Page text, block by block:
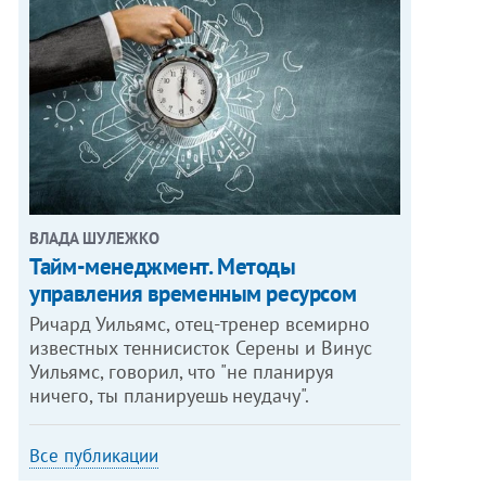
ВЛАДА ШУЛЕЖКО
Тайм-менеджмент. Методы
управления временным ресурсом
Ричард Уильямс, отец-тренер всемирно
известных теннисисток Серены и Винус
Уильямс, говорил, что "не планируя
ничего, ты планируешь неудачу".
Все публикации